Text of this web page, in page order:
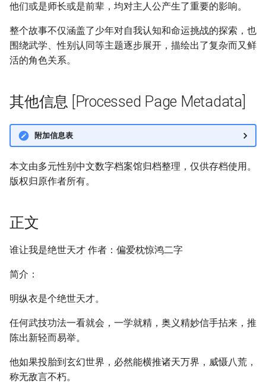
他们或是师长或是前辈，均对主人公产生了重要的影响。
整个故事不仅涵盖了少年对自我认知和命运挑战的探索，也
围绕武学、性别认同等主题逐步展开，描绘出了复杂而又鲜
活的角色关系。
其他信息 [Processed Page Metadata]
附加信息表
本文由多元性别中文数字档案馆归档整理，仅供存档使用。
版权归原作者所有。
正文
谁让我是绝世天才 作者：偏爱枕惊鸿二字
简介：
明纵衣是个绝世天才。
任何武技功法一看就会，一学就精，奥义精妙信手拈来，推
陈出新轻而易举。
他如果投胎到玄幻世界，必然能横推诸天万界，威慑八荒，
称无敌言不朽。